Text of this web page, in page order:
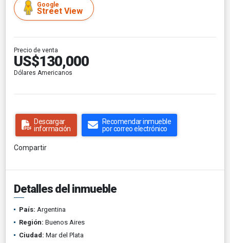
Google
Street View
Precio de venta
US$130,000
Dólares Americanos
Descargar
información
Recomendar inmueble
por correo electrónico
Compartir
Detalles del inmueble
País: Argentina
Región: Buenos Aires
Ciudad: Mar del Plata